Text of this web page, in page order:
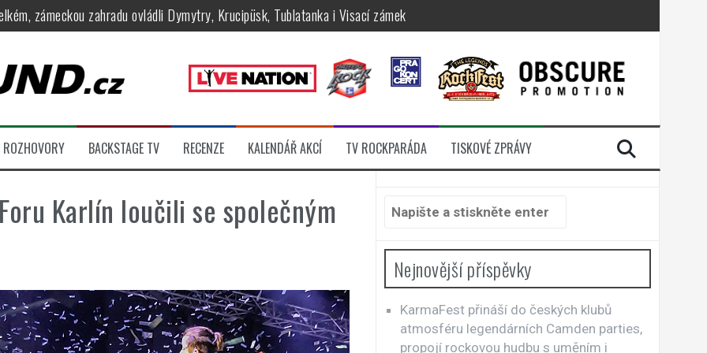
Apocalyptica, legendární Root i s Big Bossem či velká párty s Green Jellÿ
legendy Anthrax a Accept
na Veveří u Brna, návštěvníky potěší Rybičky 48, Harlej, Krucipüsk a další
zámeckou zahradu ovládli Dymytry, Krucipüsk, Tublatanka i Visací zámek
ROZHOVORY BACKSTAGE TV RECENZE KALENDÁŘ AKCÍ TV ROCKPARÁDA TISKOVÉ ZPRÁVY
Karlín loučili se společným Hledat:
Nejnovější příspěvky
KarmaFest přináší do českých klubů
atmosféru legendárních Camden parties,
propojí rockovou hudbu s uměním i